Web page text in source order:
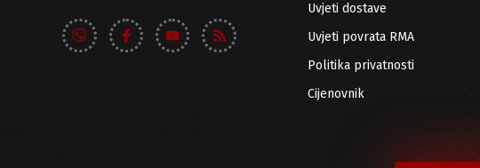
Uvjeti dostave
Uvjeti povrata RMA
Politika privatnosti
Cijenovnik